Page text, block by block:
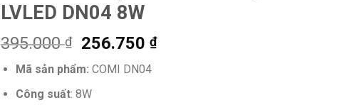
LVLED DN04 8W
395.000₫
Giá
gốc
là:
395.000 ₫.
256.750 ₫Giá
Mã sản phẩm: COMI DN04
Công suất: 8W